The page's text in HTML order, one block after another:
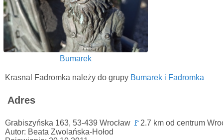
Bumarek
Krasnal Fadromka należy do grupy Bumarek i Fadromka
Adres
Grabiszyńska 163, 53-439 Wrocław 🚩 2.7 km od centrum
Autor: Beata Zwolańska-Hołod